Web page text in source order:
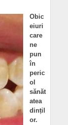
Obic
eiuri
care
ne
pun
în
peric
ol
sănăt
atea
dințil
or.